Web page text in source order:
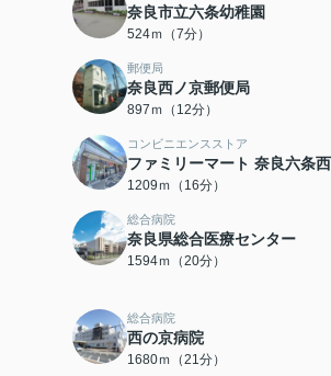
奈良市立六条幼稚園
524ｍ（7分）
郵便局
奈良西ノ京郵便局
897ｍ（12分）
コンビニエンスストア
ファミリーマート 奈良六条
1209ｍ（16分）
総合病院
奈良県総合医療センター
1594ｍ（20分）
総合病院
西の京病院
1680ｍ（21分）